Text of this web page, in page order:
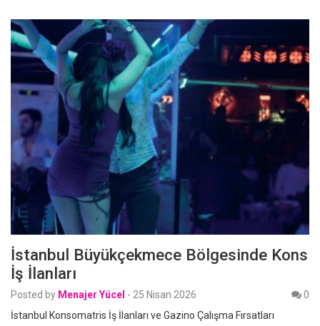
İstanbul Büyükçekmece Bölgesinde Kons
İş İlanları
Posted by Menajer Yücel - 25 Nisan 2026
0
İstanbul Konsomatris İş İlanları ve Gazino Çalışma Fırsatları